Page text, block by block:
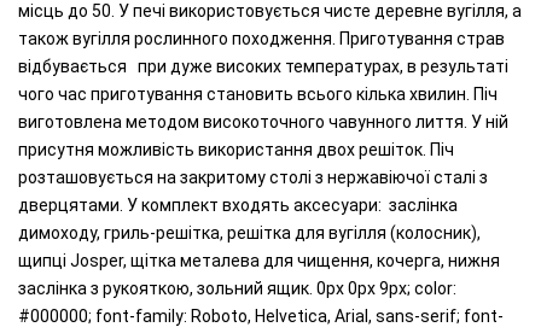
місць до 50. У печі використовується чисте деревне вугілля, а
також вугілля рослинного походження. Приготування страв
відбувається при дуже високих температурах, в результаті
чого час приготування становить всього кілька хвилин. Піч
виготовлена методом високоточного чавунного лиття. У ній
присутня можливість використання двох решіток. Піч
розташовується на закритому столі з нержавіючої сталі з
дверцятами. У комплект входять аксесуари: заслінка
димоходу, гриль-решітка, решітка для вугілля (колосник),
щипці Josper, щітка металева для чищення, кочерга, нижня
заслінка з рукояткою, зольний ящик. 0px 0px 9px; color:
#000000; font-family: Roboto, Helvetica, Arial, sans-serif; font-